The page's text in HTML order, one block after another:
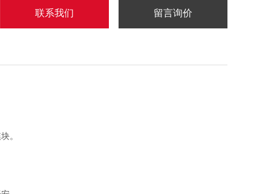
联系我们 留言询价
。